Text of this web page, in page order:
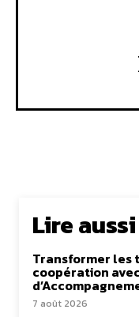
Lire aussi
Transformer les
coopération
7 août 2026